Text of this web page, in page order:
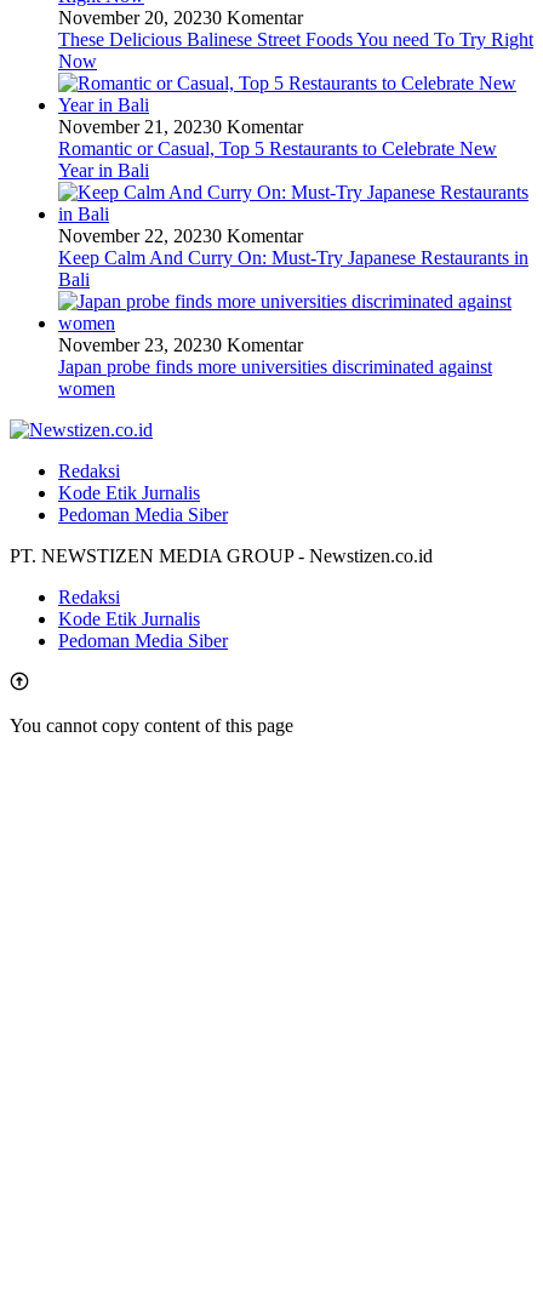
November 20, 20230 Komentar
These Delicious Balinese Street Foods You need To Try Right
Now
November 21, 20230 Komentar
Romantic or Casual, Top 5 Restaurants to Celebrate New
Year in Bali
November 22, 20230 Komentar
Keep Calm And Curry On: Must-Try Japanese Restaurants in
Bali
November 23, 20230 Komentar
Japan probe finds more universities discriminated against
women
Redaksi
Kode Etik Jurnalis
Pedoman Media Siber
PT. NEWSTIZEN MEDIA GROUP - Newstizen.co.id
Redaksi
Kode Etik Jurnalis
Pedoman Media Siber
You cannot copy content of this page